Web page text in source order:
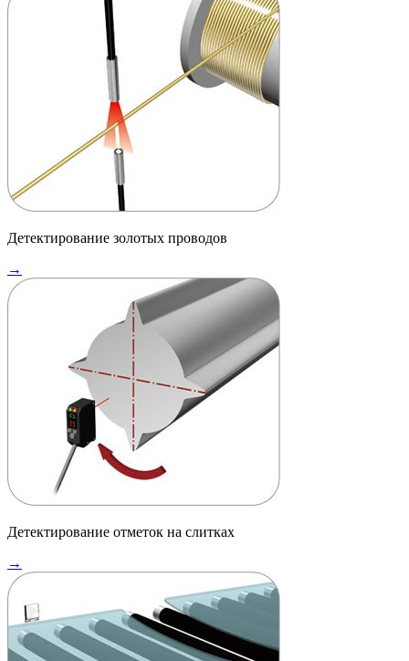
Детектирование золотых проводов
→
Детектирование отметок на слитках
→